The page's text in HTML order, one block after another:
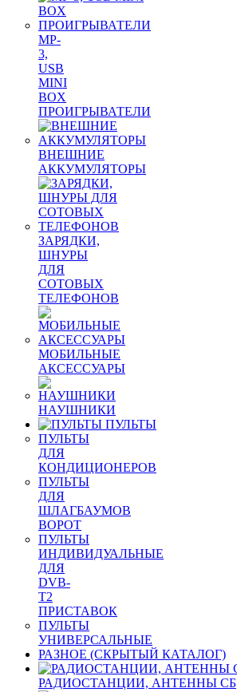
MP-
3,
USB
MINI
BOX
ПРОИГРЫВАТЕЛИ
ВНЕШНИЕ
АККУМУЛЯТОРЫ
ЗАРЯДКИ,
ШНУРЫ
ДЛЯ
СОТОВЫХ
ТЕЛЕФОНОВ
МОБИЛЬНЫЕ
АКСЕССУАРЫ
НАУШНИКИ
ПУЛЬТЫ
ПУЛЬТЫ
ДЛЯ
КОНДИЦИОНЕРОВ
ПУЛЬТЫ
ДЛЯ
ШЛАГБАУМОВ
ВОРОТ
ПУЛЬТЫ
ИНДИВИДУАЛЬНЫЕ
ДЛЯ
DVB-
T2
ПРИСТАВОК
ПУЛЬТЫ
УНИВЕРСАЛЬНЫЕ
РАЗНОЕ (СКРЫТЫЙ КАТАЛОГ)
РАДИОСТАНЦИИ, АНТЕННЫ CБ